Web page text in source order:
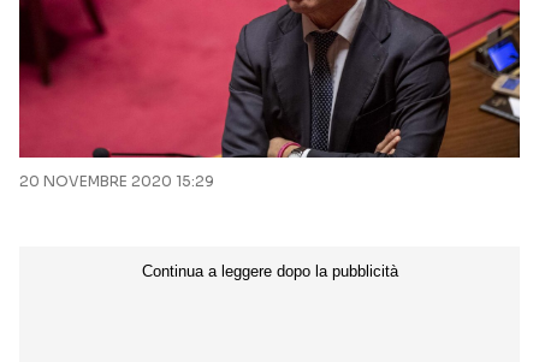
20 NOVEMBRE 2020 15:29